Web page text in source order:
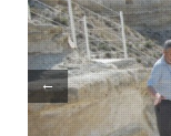
←